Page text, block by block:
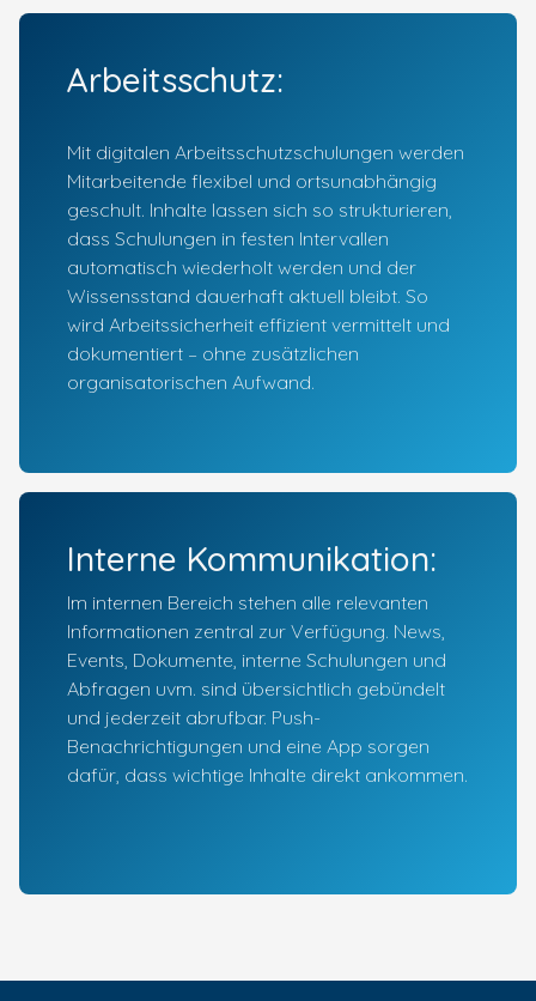
Arbeitsschutz:
Mit digitalen Arbeitsschutzschulungen werden
Mitarbeitende flexibel und ortsunabhängig
geschult. Inhalte lassen sich so strukturieren,
dass Schulungen in festen Intervallen
automatisch wiederholt werden und der
Wissensstand dauerhaft aktuell bleibt. So
wird Arbeitssicherheit effizient vermittelt und
dokumentiert – ohne zusätzlichen
organisatorischen Aufwand.
Interne Kommunikation:
Im internen Bereich stehen alle relevanten
Informationen zentral zur Verfügung. News,
Events, Dokumente, interne Schulungen und
Abfragen uvm. sind übersichtlich gebündelt
und jederzeit abrufbar. Push-
Benachrichtigungen und eine App sorgen
dafür, dass wichtige Inhalte direkt ankommen.